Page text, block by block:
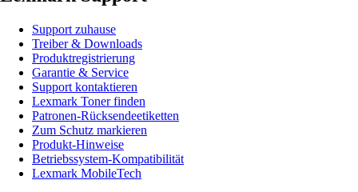
Support zuhause
Treiber & Downloads
Produktregistrierung
Garantie & Service
Support kontaktieren
Lexmark Toner finden
Patronen-Rücksendeetiketten
Zum Schutz markieren
Produkt-Hinweise
Betriebssystem-Kompatibilität
Lexmark MobileTech